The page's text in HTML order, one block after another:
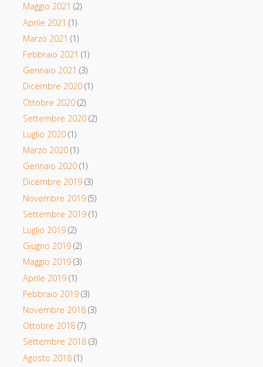
Maggio 2021 (2)
Aprile 2021 (1)
Marzo 2021 (1)
Febbraio 2021 (1)
Gennaio 2021 (3)
Dicembre 2020(1)
Ottobre 2020(2)
Settembre 2020(2)
Luglio 2020(1)
Marzo 2020(1)
Gennaio 2020(1)
Dicembre 2019(3)
Novembre 2019(5)
Settembre 2019(1)
Luglio 2019(2)
Giugno 2019(2)
Maggio 2019(3)
Aprile 2019(1)
Febbraio 2019(3)
Novembre 2018(3)
Ottobre 2018(7)
Settembre 2018(3)
Agosto 2018(1)